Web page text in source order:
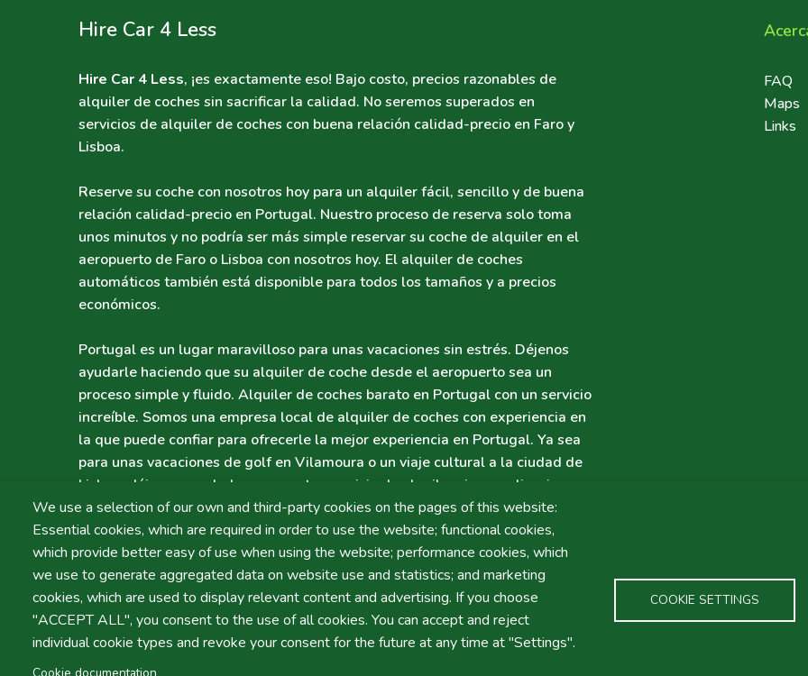
We use a selection of our own and third-party cookies on the pages of this website:
Essential cookies, which are required in order to use the website; functional cookies,
which provide better easy of use when using the website; performance cookies, which
we use to generate aggregated data on website use and statistics; and marketing
cookies, which are used to display relevant content and advertising. If you choose
"ACCEPT ALL", you consent to the use of all cookies. You can accept and reject
individual cookie types and revoke your consent for the future at any time at "Settings".
COOKIE SETTINGS
Hire Car 4 Less
Hire Car 4 Less, ¡es exactamente eso! Bajo costo, precios razonables de
alquiler de coches sin sacrificar la calidad. No seremos superados en
servicios de alquiler de coches con buena relación calidad-precio en Faro y
Lisboa.
Reserve su coche con nosotros hoy para un alquiler fácil, sencillo y de buena
relación calidad-precio en Portugal. Nuestro proceso de reserva solo toma
unos minutos y no podría ser más simple reservar su coche de alquiler en el
aeropuerto de Faro o Lisboa con nosotros hoy. El alquiler de coches
automáticos también está disponible para todos los tamaños y a precios
económicos.
Portugal es un lugar maravilloso para unas vacaciones sin estrés. Déjenos
ayudarle haciendo que su alquiler de coche desde el aeropuerto sea un
proceso simple y fluido. Alquiler de coches barato en Portugal con un servicio
increíble. Somos una empresa local de alquiler de coches con experiencia en
la que puede confiar para ofrecerle la mejor experiencia en Portugal. Ya sea
para unas vacaciones de golf en Vilamoura o un viaje cultural a la ciudad de
Lisboa, déjenos ayudarle con nuestro servicio de alquiler sin complicaciones.
Nuestro equipo amable estará encantado de ayudarle, y esperamos darle la
bienvenida con el alquiler perfecto para su viaje.
FAQ
Maps
Links
CondicionesPolítica de Privacidad LIVRO DE RECLAMAÇÕES